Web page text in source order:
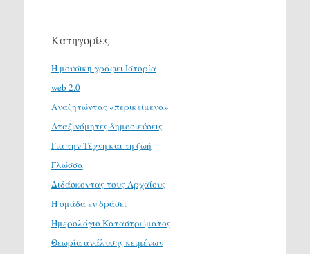
Κατηγορίες
H μουσική γράφει Ιστορία
web 2.0
Αναζητώντας «περικείμενα»
Αταξινόμητες δημοσιεύσεις
Για την Τέχνη και τη ζωή
Γλώσσα
Διδάσκοντας τους Αρχαίους
Η ομάδα εν δράσει
Ημερολόγιο Καταστρώματος
Θεωρία ανάλυσης κειμένων